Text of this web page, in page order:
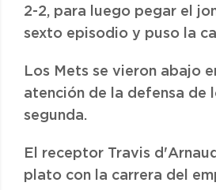
2-2, para luego pegar el
sexto episodio y puso la
Los Mets se vieron abajo
atención de la defensa de
segunda.
El receptor Travis
plato con la carrera del